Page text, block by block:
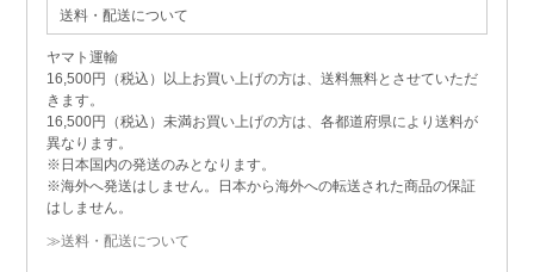
送料・配送について
ヤマト運輸
16,500円（税込）以上お買い上げの方は、送料無料とさせていただ
きます。
16,500円（税込）未満お買い上げの方は、各都道府県により送料が
異なります。
※日本国内の発送のみとなります。
※海外へ発送はしません。日本から海外への転送された商品の保証
はしません。
≫送料・配送について